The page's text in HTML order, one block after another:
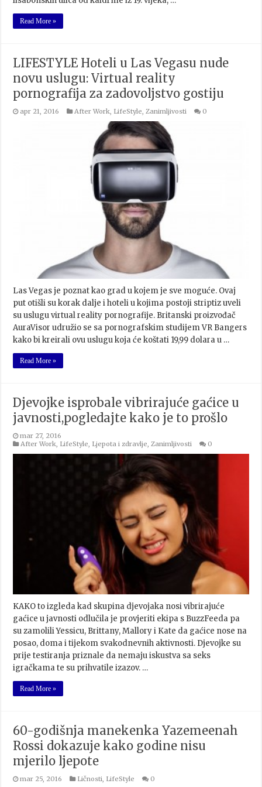
Read More »
LIFESTYLE Hoteli u Las Vegasu nude
novu uslugu: Virtual reality
pornografija za zadovoljstvo gostiju
apr 21, 2016 After Work LifeStyle Zanimljivosti 0
Las Vegas je poznat kao grad u kojem je sve moguće. Ovaj
put otišli su korak dalje i hoteli u kojima postoji striptiz uveli
su uslugu virtual reality pornografije. Britanski proizvođač
AuraVisor udružio se sa pornografskim studijem VR Bangers
kako bi kreirali ovu uslugu koja će koštati 19,99 dolara u …
Read More »
Djevojke isprobale vibrirajuće gaćice u
javnosti,pogledajte kako je to prošlo
mar 27, 2016
After Work LifeStyle Ljepota i zdravlje Zanimljivosti 0
KAKO to izgleda kad skupina djevojaka nosi vibrirajuće
gaćice u javnosti odlučila je provjeriti ekipa s BuzzFeeda pa
su zamolili Yessicu, Brittany, Mallory i Kate da gaćice nose na
posao, doma i tijekom svakodnevnih aktivnosti. Djevojke su
prije testiranja priznale da nemaju iskustva sa seks
igračkama te su prihvatile izazov. …
Read More »
60-godišnja manekenka Yazemeenah
Rossi dokazuje kako godine nisu
mjerilo ljepote
mar 25, 2016 Ličnosti, LifeStyle 0